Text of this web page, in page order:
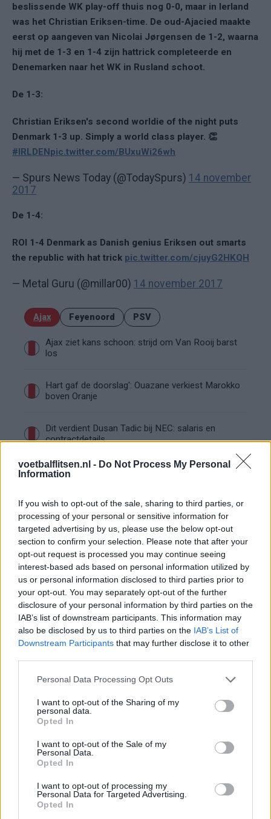
voetbalflitsen.nl - Do Not Process My Personal
Information
If you wish to opt-out of the sale, sharing to third parties, or
processing of your personal or sensitive information for
targeted advertising by us, please use the below opt-out
section to confirm your selection. Please note that after your
opt-out request is processed you may continue seeing
interest-based ads based on personal information utilized by
us or personal information disclosed to third parties prior to
your opt-out. You may separately opt-out of the further
disclosure of your personal information by third parties on the
IAB’s list of downstream participants. This information may
also be disclosed by us to third parties on the IAB’s List of
Downstream Participants that may further disclose it to other
Personal Data Processing Opt Outs
I want to opt-out of the Sharing of my
personal data.
Opted In
I want to opt-out of the Sale of my
Personal Data.
Opted In
I want to opt-out of processing my
Personal Data for Targeted Advertising.
Opted In
beslissende WK play-off thuis nog 0-0, maar in Ierland
was het Christian Eriksen-time. De oud-Ajacied maakte
eerst op aangeven van Nicolai Jørgensen de 1-2, waarna
hij met de 1-3 en 1-4 zijn hattrick completeerde en
Denemarken naar het WK in Rusland schoot.
De 1-3:
Christian Eriksen's second worldie of the night puts
Denmark 1-3 up. Simply a world class player. 👏
#IRLDENpic.twitter.com/BUxuWi26wh
— Spurs News Today (@TodaySpurs) 14 november
2017
De 1-4:
ROI 1-4 Denmark as Danish genius Eriksen out smarts
the republic with hat trick pic.twitter.com/cjuyG2HKQH
— Metal Guru (@millar00) 14 november 2017
Ajax Feyenoord PSV
Ajax ziet kans schoon: strijd om Van Rooij barst
los
Hart gaf de doorslag': Ouazane verkiest Marokko
boven Oranje
Dit verdient Dusan Tadic bij NEC: salaris en
contractdetails
Ajax dicht bij komst Arokodare: huurdeal met
Ajax helpt Burnley uit de brand met afgeknipte
sokken na blunder met tenues
Hakim Ziyech verhuurt opnieuw luxe
appartement op Amsterdamse Zuidas
Marcos Leonardo laat eerste indruk achter bij
Ajax: 'Hier gaan fans van genieten'
Resterend oefenprogramma Ajax: waar zijn de
Ajax groeit onder Míchel, maar transfermarkt
geschiedenis
de basis bij FC Barcelona